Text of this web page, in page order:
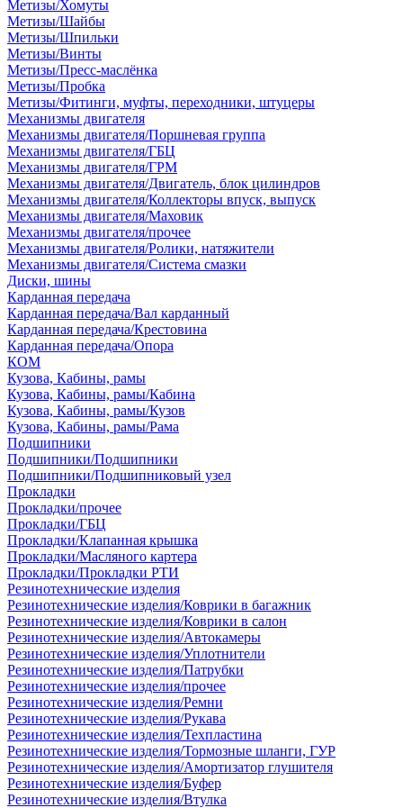
Метизы/Хомуты
Метизы/Шайбы
Метизы/Шпильки
Метизы/Винты
Метизы/Пресс-маслёнка
Метизы/Пробка
Метизы/Фитинги, муфты, переходники, штуцеры
Механизмы двигателя
Механизмы двигателя/Поршневая группа
Механизмы двигателя/ГБЦ
Механизмы двигателя/ГРМ
Механизмы двигателя/Двигатель, блок цилиндров
Механизмы двигателя/Коллекторы впуск, выпуск
Механизмы двигателя/Маховик
Механизмы двигателя/прочее
Механизмы двигателя/Ролики, натяжители
Механизмы двигателя/Система смазки
Диски, шины
Карданная передача
Карданная передача/Вал карданный
Карданная передача/Крестовина
Карданная передача/Опора
КОМ
Кузова, Кабины, рамы
Кузова, Кабины, рамы/Кабина
Кузова, Кабины, рамы/Кузов
Кузова, Кабины, рамы/Рама
Подшипники
Подшипники/Подшипники
Подшипники/Подшипниковый узел
Прокладки
Прокладки/прочее
Прокладки/ГБЦ
Прокладки/Клапанная крышка
Прокладки/Масляного картера
Прокладки/Прокладки РТИ
Резинотехнические изделия
Резинотехнические изделия/Коврики в багажник
Резинотехнические изделия/Коврики в салон
Резинотехнические изделия/Автокамеры
Резинотехнические изделия/Уплотнители
Резинотехнические изделия/Патрубки
Резинотехнические изделия/прочее
Резинотехнические изделия/Ремни
Резинотехнические изделия/Рукава
Резинотехнические изделия/Техпластина
Резинотехнические изделия/Тормозные шланги, ГУР
Резинотехнические изделия/Амортизатор глушителя
Резинотехнические изделия/Буфер
Резинотехнические изделия/Втулка